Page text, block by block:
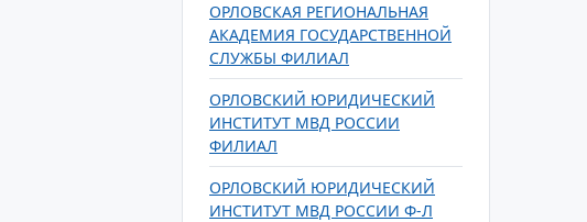
ОРЛОВСКАЯ РЕГИОНАЛЬНАЯ
АКАДЕМИЯ ГОСУДАРСТВЕННОЙ
СЛУЖБЫ ФИЛИАЛ
ОРЛОВСКИЙ ЮРИДИЧЕСКИЙ
ИНСТИТУТ МВД РОССИИ
ФИЛИАЛ
ОРЛОВСКИЙ ЮРИДИЧЕСКИЙ
ИНСТИТУТ МВД РОССИИ Ф-Л